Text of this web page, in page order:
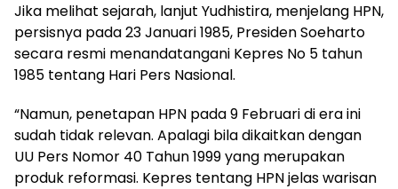
Jika melihat sejarah, lanjut Yudhistira, menjelang HPN,
persisnya pada 23 Januari 1985, Presiden Soeharto
secara resmi menandatangani Kepres No 5 tahun
1985 tentang Hari Pers Nasional.
“Namun, penetapan HPN pada 9 Februari di era ini
sudah tidak relevan. Apalagi bila dikaitkan dengan
UU Pers Nomor 40 Tahun 1999 yang merupakan
produk reformasi. Kepres tentang HPN jelas warisan